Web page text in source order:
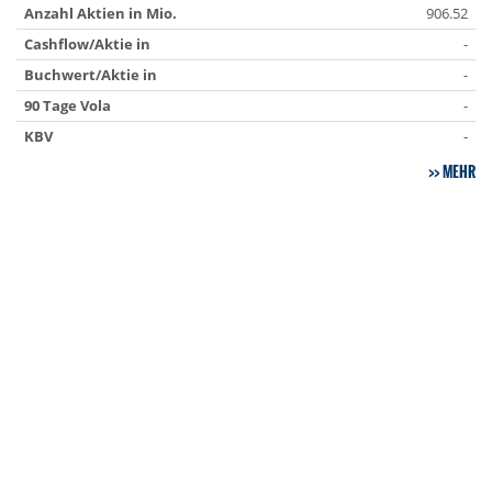
Anzahl Aktien in Mio.
906.52
Cashflow/Aktie in
-
Buchwert/Aktie in
-
90 Tage Vola
-
KBV
-
MEHR